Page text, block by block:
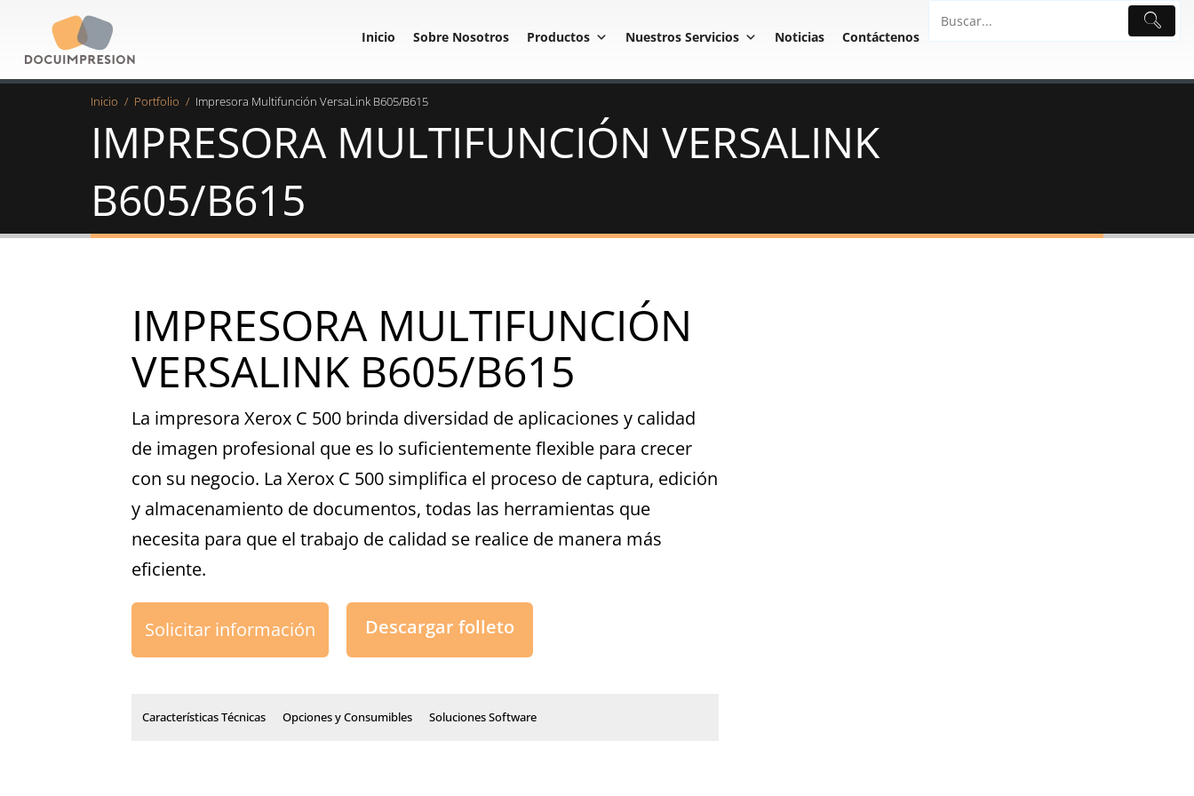
contenido
My
Inicio Sobre Nosotros Productos Nuestros Servicios Noticias Contáctenos
Inicio / Portfolio / Impresora Multifunción VersaLink B605/B615
IMPRESORA MULTIFUNCIÓN VERSALINK
B605/B615
IMPRESORA MULTIFUNCIÓN
VERSALINK B605/B615
La impresora Xerox C 500 brinda diversidad de aplicaciones y calidad
de imagen profesional que es lo suficientemente flexible para crecer
con su negocio. La Xerox C 500 simplifica el proceso de captura, edición
y almacenamiento de documentos, todas las herramientas que
necesita para que el trabajo de calidad se realice de manera más
eficiente.
Solicitar información Descargar folleto
Características Técnicas Opciones y Consumibles Soluciones Software